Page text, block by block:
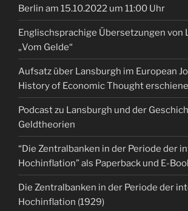
Berlin am 15.10.2022 um 11:00 Uhr
Englischsprachige Übersetzungen von
„Vom Gelde“
Aufsatz über Lansburgh im European
History of Economic Thought
Podcast zu Lansburgh und der
Geldtheorien
“Die Zentralbanken in der Periode der
Hochinflation” als Paperback und E-
Die Zentralbanken in der Periode der
Hochinflation (1929)